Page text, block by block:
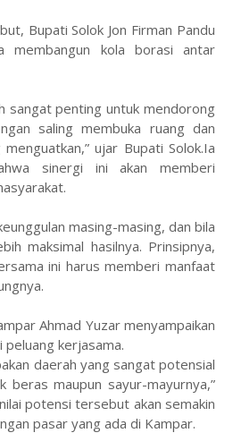
Bupati Solok Jon Firman Pandu
membangun kola borasi antar
sangat penting untuk mendorong
saling membuka ruang dan
ujar Bupati Solok.Ia
sinergi ini akan memberi
masing-masing, dan bila
maksimal hasilnya. Prinsipnya,
ini harus memberi manfaat
Ahmad Yuzar menyampaikan
peluang kerjasama.
daerah yang sangat potensial
beras maupun sayur-mayurnya,”
potensi tersebut akan semakin
pasar yang ada di Kampar.